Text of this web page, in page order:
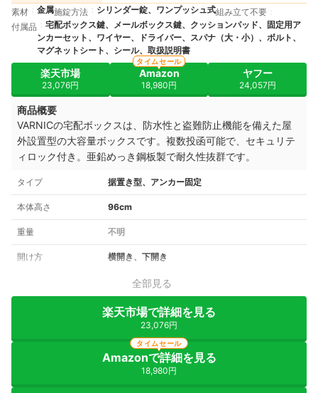
素材 金属施錠方法 シリンダー錠、ワンプッシュ式組み立て不要
付属品
宅配ボックス鍵、メールボックス鍵、クッションパッド、固定用ア
ンカーセット、ワイヤー、ドライバー、スパナ（大・小）、ボルト、
マグネットシート、シール、取扱説明書
楽天市場
23,076円
Amazon
18,980円
タイムセール
ヤフー
24,057円
商品概要
VARNICの宅配ボックスは、防水性と盗難防止機能を備えた屋
外設置型の大容量ボックスです。複数投函可能で、セキュリテ
ィロック付き。亜鉛めっき鋼板製で耐久性抜群です。
タイプ 据置き型、アンカー固定
本体高さ 96cm
重量 不明
開け方 横開き、下開き
全部見る
楽天市場で詳細を見る
23,076円
Amazonで詳細を見る
18,980円
タイムセール